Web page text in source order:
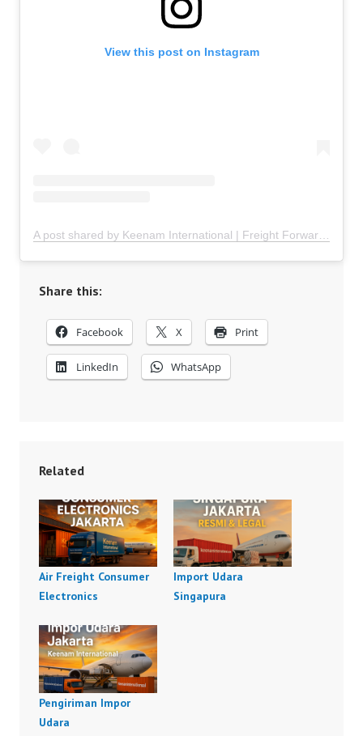
View this post on Instagram
Share this:
Facebook X Print
LinkedIn WhatsApp
Related
Air Freight Consumer
Electronics
Import Udara
Singapura
Pengiriman Impor
Udara